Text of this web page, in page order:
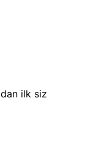
ilk siz